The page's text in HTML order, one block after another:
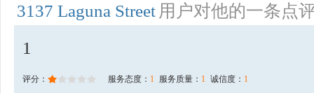
3137 Laguna Street 用户对他的一条点
1
评分： 服务态度： 1 服务质量： 1 诚信度： 1